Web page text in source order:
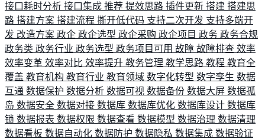
接口耗时分析 接口集成 推荐 提效思路 插件更新 搭建 搭建思
路 搭建方案 搭建流程 撕开低代码 支持二次开发 支持多端开
发 改造方案 政企 政企选型 政企采购 政企项目 政务 政务合规
政务类 政务行业 政务选型 政务项目可用 故障 故障排查 效率
效率变革 效率对比 效率提升 教务管理 教学思路 教程 教育全
覆盖 教育机构 教育行业 教育领域 数字化转型 数字孪生 数据
互通 数据保护 数据分析 数据可视 数据备份 数据大屏 数据孤
岛 数据安全 数据对接 数据库 数据库优化 数据库设计 数据库
锁 数据报表 数据权限 数据查看 数据模型 数据治理 数据清理
数据看板 数据自动化 数据防护 数据隐私 数据集成 数据验证